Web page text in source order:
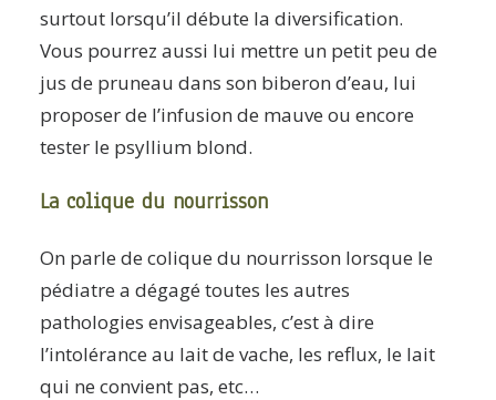
surtout lorsqu’il débute la diversification.
Vous pourrez aussi lui mettre un petit peu de
jus de pruneau dans son biberon d’eau, lui
proposer de l’infusion de mauve ou encore
tester le psyllium blond.
La colique du nourrisson
On parle de colique du nourrisson lorsque le
pédiatre a dégagé toutes les autres
pathologies envisageables, c’est à dire
l’intolérance au lait de vache, les reflux, le lait
qui ne convient pas, etc…